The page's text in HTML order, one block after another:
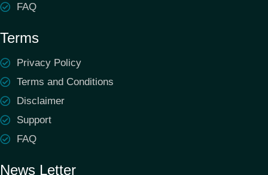
FAQ
Terms
Privacy Policy
Terms and Conditions
Disclaimer
Support
FAQ
News Letter